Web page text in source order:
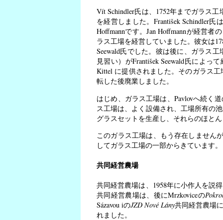
Vít Schindler氏は、1752年までガラス
を経営しました。František Schindler氏
Hoffmannです。Jan Hoffmannが経営者
ラス工場を経営していました。彼女は
Seewald氏でした。彼は後に、ガラス
見習い）がFrantišek Seewald氏によっ
Kittel に提供されました。そのガラス工
転した後廃業しました。
はじめ、ガラス工場は、Pavlovへ続く
ス工場は、よく設備され、工場所有の
グラスセットを生産し、それらのほと
このガラス工場は、もう存在しません
してガラス工場の一部からきています。
共同経営農場
共同経営農場は、1958年に小作人を説
共同経営農場は、後にMrzkoviceの
Sázavou iのJZD Nové Lány共同経営農場
れました。